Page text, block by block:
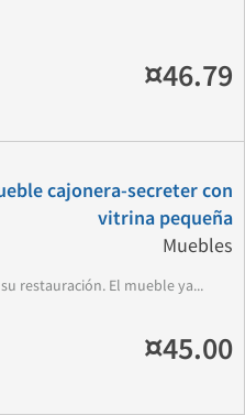
¤46.79
cajonera-secreter con
vitrina pequeña
Muebles
restauración. El mueble ya...
¤45.00